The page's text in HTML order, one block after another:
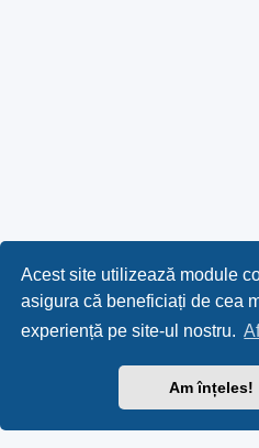
Acest site utilizează module
asigura că beneficiați de cea
experiență pe site-ul nostru.
Am înțeles!